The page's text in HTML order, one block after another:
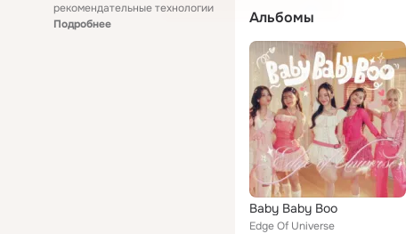
рекомендательные технологии
Подробнее
Альбомы
Baby Baby Boo
Edge Of Universe